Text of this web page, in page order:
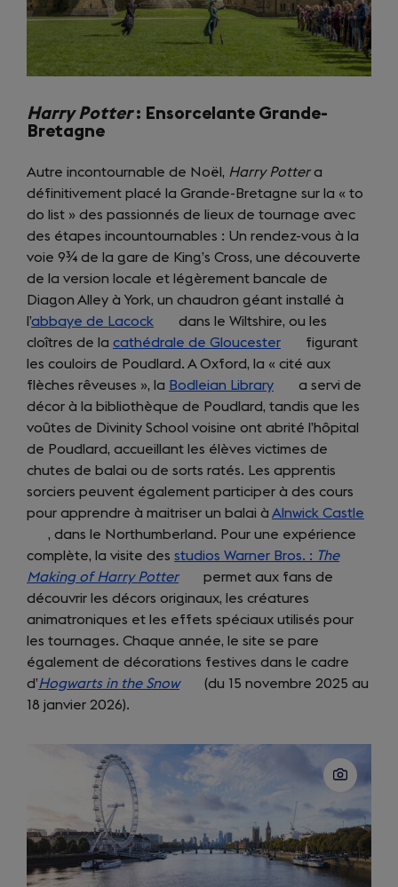
Harry Potter: Ensorcelante Grande-
Bretagne
Autre incontournable de Noël, Harry Pottera
définitivement placé la Grande-Bretagne sur la « to
do list » des passionnés de lieux de tournage avec
des étapes incountournables : Un rendez-vous à la
voie 9¾ de la gare de King’s Cross, une découverte
de la version locale et légèrement bancale de
Diagon Alley à York, un chaudron géant installé à
l’abbaye de Lacock (opens
in
a
new
tab)
dans le Wiltshire, ou les
cloîtres de la cathédrale de Gloucester (opens
in
new
tab)
figurant
les couloirs de Poudlard. A Oxford, la « cité aux
flèches rêveuses », la Bodleian Library (opens
in
a
new
tab)
a servi de
décor à la bibliothèque de Poudlard, tandis que les
voûtes de Divinity School voisine ont abrité l’hôpital
de Poudlard, accueillant les élèves victimes de
chutes de balai ou de sorts ratés. Les apprentis
sorciers peuvent également participer à des cours
pour apprendre à maitriser un balai à Alnwick Castle
, dans le Northumberland. Pour une expérience
complète, la visite des studios Warner Bros. : The
Making of Harry Potter(opens
in
a
new
tab)
permet aux fans de
découvrir les décors originaux, les créatures
animatroniques et les effets spéciaux utilisés pour
les tournages. Chaque année, le site se pare
également de décorations festives dans le cadre
d’Hogwarts in the Snow(opens
new
tab)
(du 15 novembre 2025 au
18 janvier 2026).